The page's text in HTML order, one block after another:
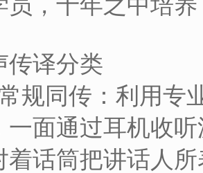
传译分类
规同传：利用专
一面通过耳机收
着话筒把讲话人